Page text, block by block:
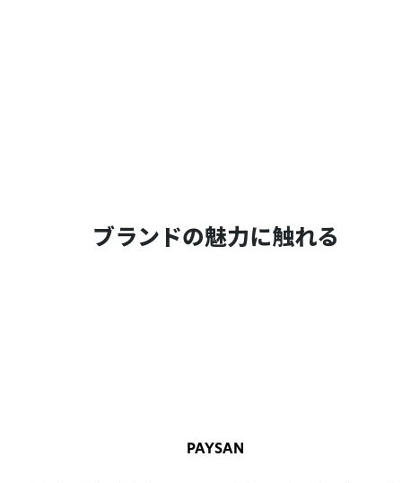
ブランドの魅力に触れる
PAYSAN